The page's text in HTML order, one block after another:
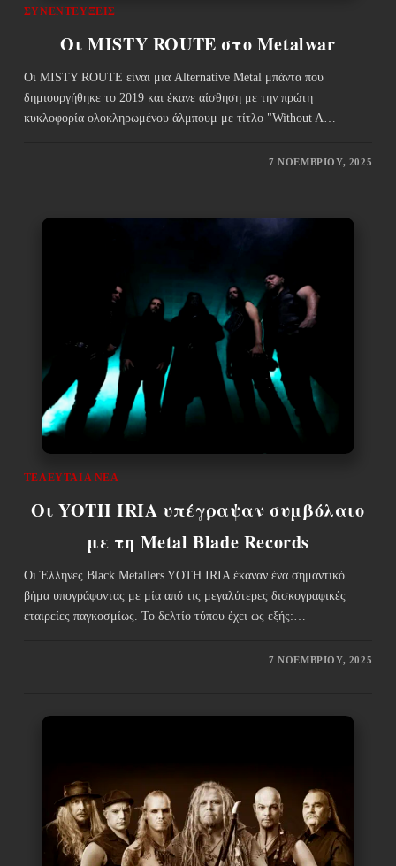
ΣΥΝΕΝΤΕΎΞΕΙΣ
Οι MISTY ROUTE στο Metalwar
Οι MISTY ROUTE είναι μια Alternative Metal μπάντα που
δημιουργήθηκε το 2019 και έκανε αίσθηση με την πρώτη
κυκλοφορία ολοκληρωμένου άλμπουμ με τίτλο "Without A…
7 ΝΟΕΜΒΡΊΟΥ, 2025
ΤΕΛΕΥΤΑΊΑ ΝΈΑ
Οι YOTH IRIA υπέγραψαν συμβόλαιο
με τη Metal Blade Records
Οι Έλληνες Black Metallers YOTH IRIA έκαναν ένα σημαντικό
βήμα υπογράφοντας με μία από τις μεγαλύτερες δισκογραφικές
εταιρείες παγκοσμίως. Το δελτίο τύπου έχει ως εξής:…
7 ΝΟΕΜΒΡΊΟΥ, 2025